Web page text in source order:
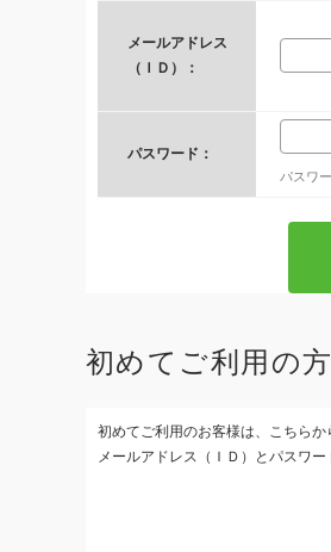
メールアドレス
（ＩＤ）：
パスワード：
パスワ
初めてご利用の
初めてご利用のお客様は、こちらか
メールアドレス（ＩＤ）とパスワ